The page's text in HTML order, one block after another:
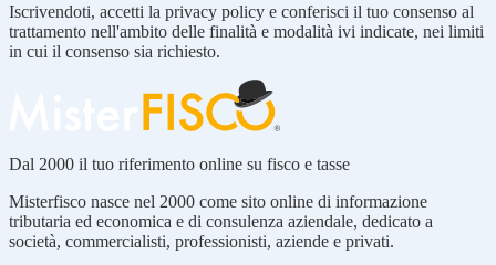
Iscrivendoti, accetti la privacy policy e conferisci il tuo consenso al
trattamento nell'ambito delle finalità e modalità ivi indicate, nei limiti
in cui il consenso sia richiesto.
Dal 2000 il tuo riferimento online su fisco e tasse
Misterfisco nasce nel 2000 come sito online di informazione
tributaria ed economica e di consulenza aziendale, dedicato a
società, commercialisti, professionisti, aziende e privati.